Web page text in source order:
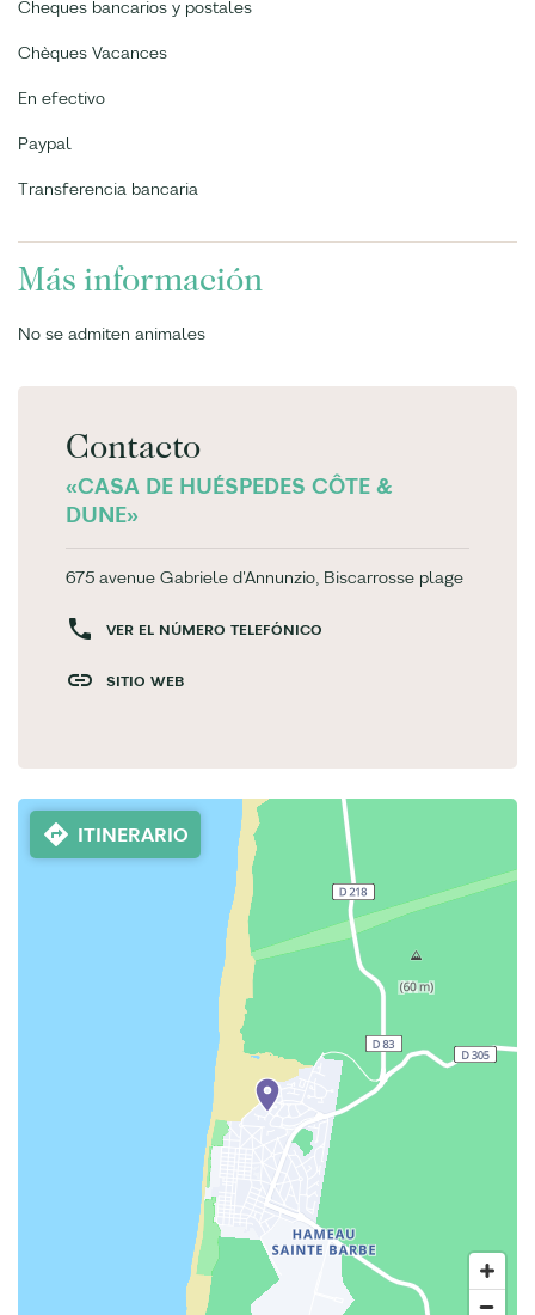
Cheques bancarios y postales
Chèques Vacances
En efectivo
Paypal
Transferencia bancaria
Más información
No se admiten animales
Contacto
«CASA DE HUÉSPEDES CÔTE &
DUNE»
675 avenue Gabriele d'Annunzio, Biscarrosse plage
VER EL NÚMERO TELEFÓNICO
SITIO WEB
ITINERARIO